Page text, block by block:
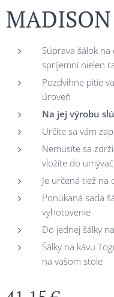
Súprava šálok
spríjemní nielen
Pozdvihne pitie
úroveň
Na jej výrobu
Určite sa vám
Nemusíte sa
vložíte do
Je určená tiež
Ponúkaná sada
vyhotovenie
Do jednej šálky
Šálky na kávu
na vašom stole